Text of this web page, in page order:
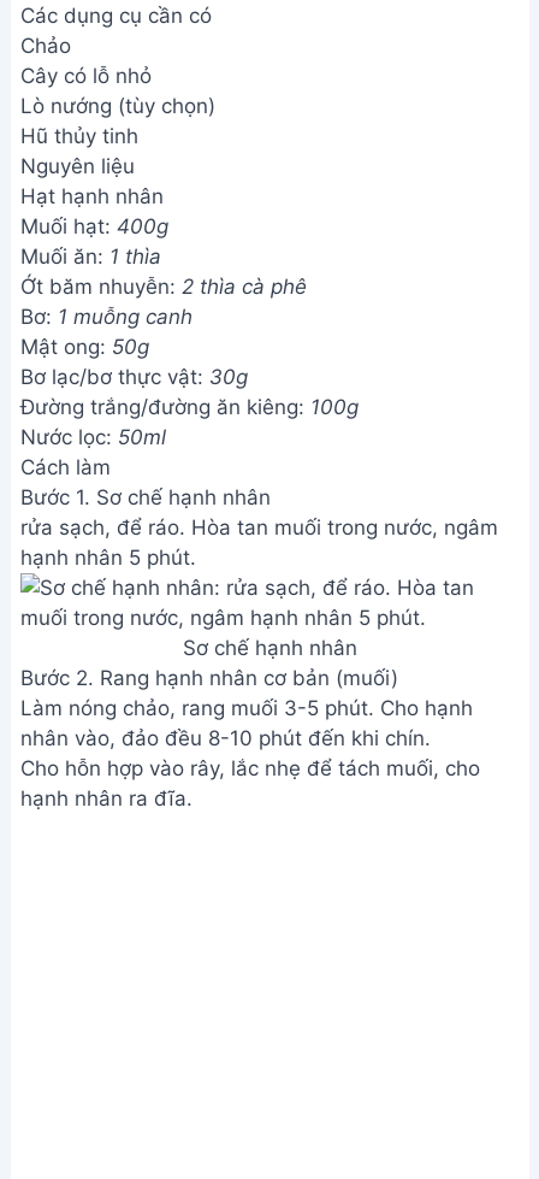
Các dụng cụ cần có
Chảo
Cây có lỗ nhỏ
Lò nướng (tùy chọn)
Hũ thủy tinh
Nguyên liệu
Hạt hạnh nhân
Muối hạt: 400g
Muối ăn: 1 thìa
Ớt băm nhuyễn: 2 thìa cà phê
Bơ: 1 muỗng canh
Mật ong: 50g
Bơ lạc/bơ thực vật: 30g
Đường trắng/đường ăn kiêng: 100g
Nước lọc: 50ml
Cách làm
Bước 1. Sơ chế hạnh nhân
rửa sạch, để ráo. Hòa tan muối trong nước, ngâm
hạnh nhân 5 phút.
Sơ chế hạnh nhân
Bước 2. Rang hạnh nhân cơ bản (muối)
Làm nóng chảo, rang muối 3-5 phút. Cho hạnh
nhân vào, đảo đều 8-10 phút đến khi chín.
Cho hỗn hợp vào rây, lắc nhẹ để tách muối, cho
hạnh nhân ra đĩa.